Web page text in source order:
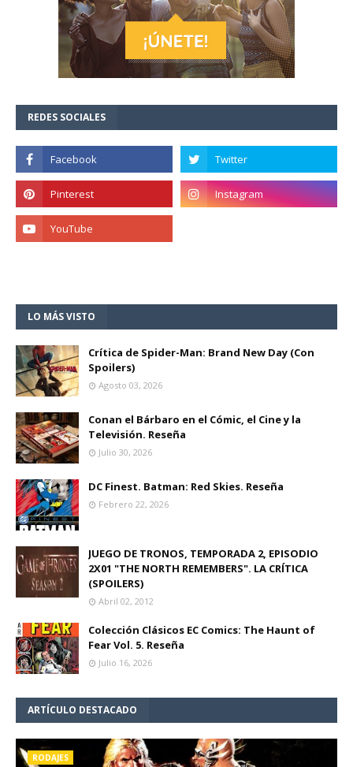
REDES SOCIALES
LO MÁS VISTO
Crítica de Spider-Man: Brand New Day (Con
Spoilers)
Agosto 03, 2026
Conan el Bárbaro en el Cómic, el Cine y la
Televisión. Reseña
Julio 30, 2026
DC Finest. Batman: Red Skies. Reseña
Febrero 22, 2026
JUEGO DE TRONOS, TEMPORADA 2, EPISODIO
2X01 "THE NORTH REMEMBERS". LA CRÍTICA
(SPOILERS)
Abril 02, 2012
Colección Clásicos EC Comics: The Haunt of
Fear Vol. 5. Reseña
Julio 16, 2026
ARTÍCULO DESTACADO
RODAJES